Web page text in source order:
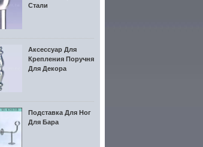
Стали
Аксессуар Для
Крепления Поручня
Для Декора
Подставка Для Ног
Для Бара